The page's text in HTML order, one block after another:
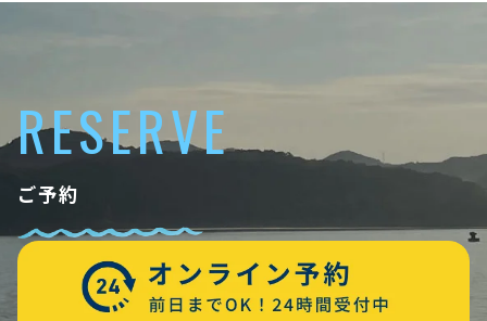
RESERVE
ご予約